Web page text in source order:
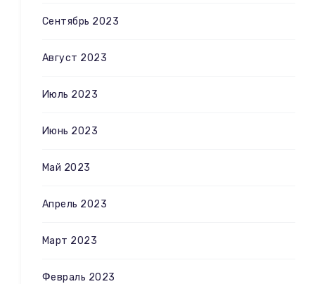
Сентябрь 2023
Август 2023
Июль 2023
Июнь 2023
Май 2023
Апрель 2023
Март 2023
Февраль 2023